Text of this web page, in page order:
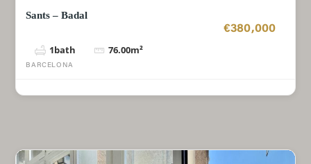
Sants – Badal
€380,000
1bath 76.00m²
BARCELONA